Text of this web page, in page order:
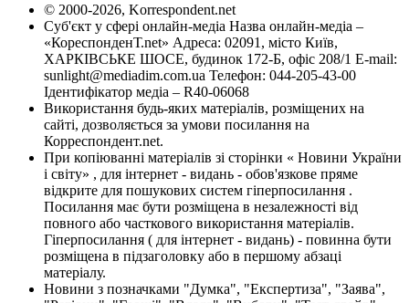
© 2000-2026, Korrespondent.net
Суб'єкт у сфері онлайн-медіа Назва онлайн-медіа –
«КореспонденТ.net» Адреса: 02091, місто Київ,
ХАРКІВСЬКЕ ШОСЕ, будинок 172-Б, офіс 208/1 E-mail:
sunlight@mediadim.com.ua Телефон: 044-205-43-00
Ідентифікатор медіа – R40-06068
Використання будь-яких матеріалів, розміщених на
сайті, дозволяється за умови посилання на
Корреспондент.net.
При копіюванні матеріалів зі сторінки « Новини України
і світу» , для інтернет - видань - обов'язкове пряме
відкрите для пошукових систем гіперпосилання .
Посилання має бути розміщена в незалежності від
повного або часткового використання матеріалів.
Гіперпосилання ( для інтернет - видань) - повинна бути
розміщена в підзаголовку або в першому абзаці
матеріалу.
Новини з позначками "Думка", "Експертиза", "Заява",